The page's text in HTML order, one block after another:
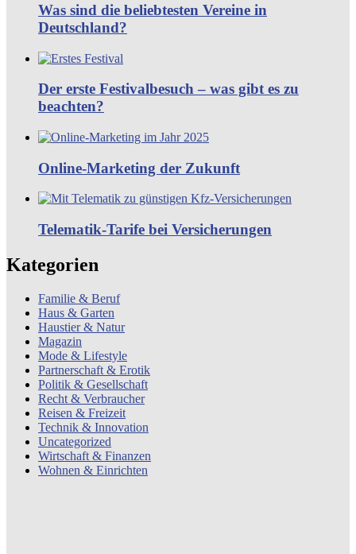
Was sind die beliebtesten Vereine in
Deutschland?
Der erste Festivalbesuch – was gibt es zu
beachten?
Online-Marketing der Zukunft
Telematik-Tarife bei Versicherungen
Kategorien
Familie & Beruf
Haus & Garten
Haustier & Natur
Magazin
Mode & Lifestyle
Partnerschaft & Erotik
Politik & Gesellschaft
Recht & Verbraucher
Reisen & Freizeit
Technik & Innovation
Uncategorized
Wirtschaft & Finanzen
Wohnen & Einrichten